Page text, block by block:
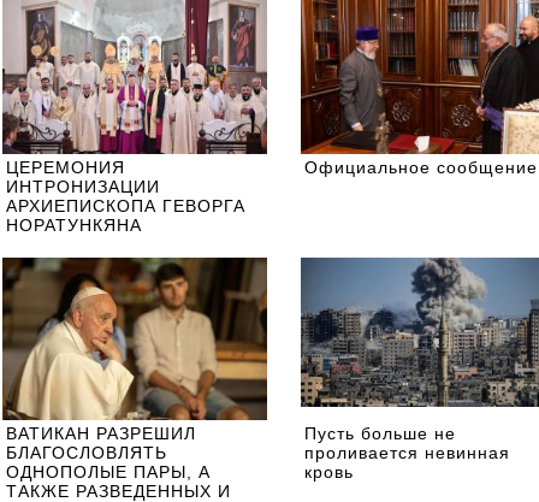
ЦЕРЕМОНИЯ
ИНТРОНИЗАЦИИ
АРХИЕПИСКОПА ГЕВОРГА
НОРАТУНКЯНА
Официальное сообщение
ВАТИКАН РАЗРЕШИЛ
БЛАГОСЛОВЛЯТЬ
ОДНОПОЛЫЕ ПАРЫ, А
ТАКЖЕ РАЗВЕДЕННЫХ И
Пусть больше не
проливается невинная
кровь